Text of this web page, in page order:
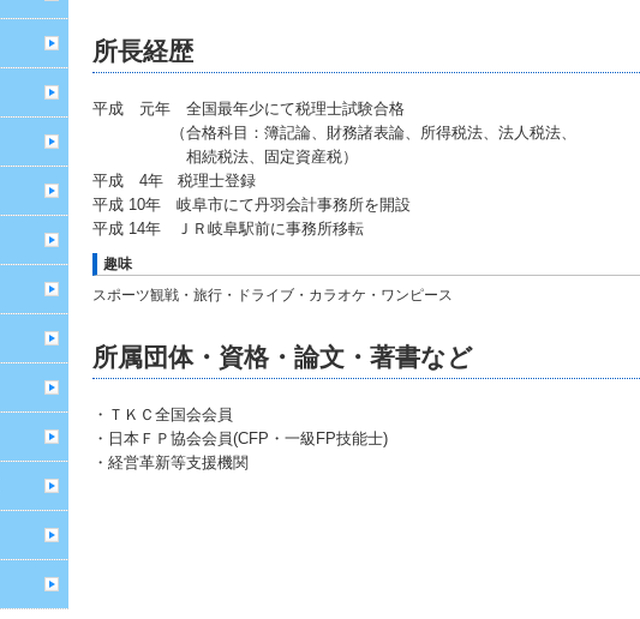
所長経歴
平成 元年 全国最年少にて税理士試験合格
（合格科目：簿記論、財務諸表論、所得税法、法人税法、
相続税法、固定資産税）
平成 4年 税理士登録
平成 10年 岐阜市にて丹羽会計事務所を開設
平成 14年 ＪＲ岐阜駅前に事務所移転
趣味
スポーツ観戦・旅行・ドライブ・カラオケ・ワンピース
所属団体・資格・論文・著書など
・ＴＫＣ全国会会員
・日本ＦＰ協会会員(CFP・一級FP技能士)
・経営革新等支援機関